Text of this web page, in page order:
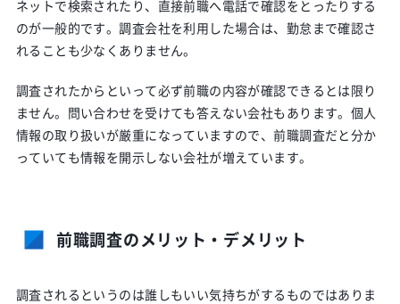
ネットで検索されたり、直接前職へ電話で確認をとったりする
のが一般的です。調査会社を利用した場合は、勤怠まで確認さ
れることも少なくありません。
調査されたからといって必ず前職の内容が確認できるとは限り
ません。問い合わせを受けても答えない会社もあります。個人
情報の取り扱いが厳重になっていますので、前職調査だと分か
っていても情報を開示しない会社が増えています。
前職調査のメリット・デメリット
調査されるというのは誰しもいい気持ちがするものではありま